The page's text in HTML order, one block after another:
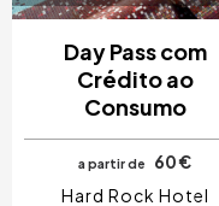
Day Pass com
Crédito ao
Consumo
a partir de
60 €
Hard Rock Hotel